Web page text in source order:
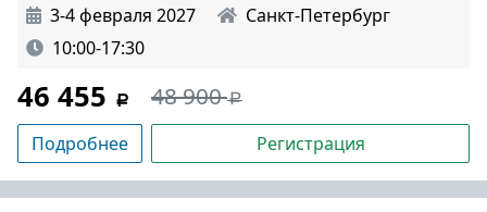
3-4 февраля 2027
Санкт-Петербург
10:00-17:30
46 455 48 900
Подробнее Регистрация